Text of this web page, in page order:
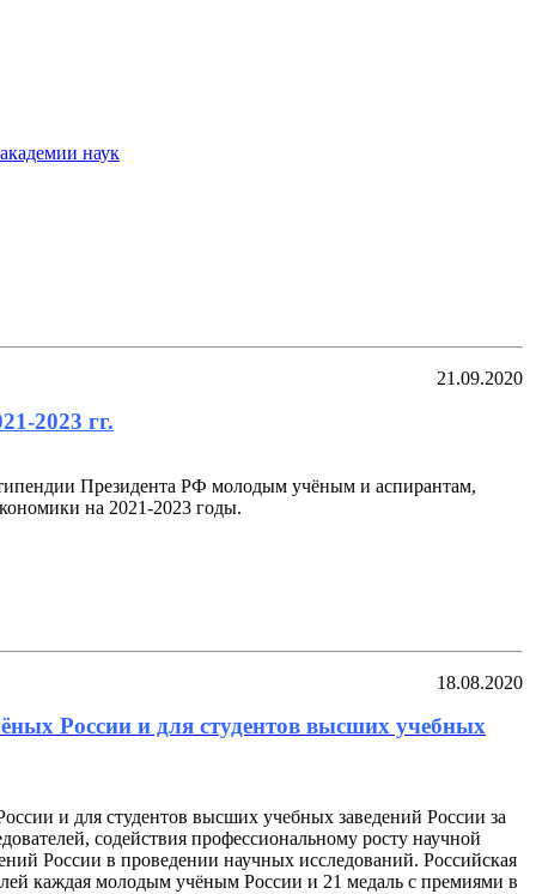
наук
21.09.2020
2023 гг.
Президента РФ молодым учёным и аспирантам,
на 2021-2023 годы.
18.08.2020
России и для студентов высших учебных
и для студентов высших учебных заведений России за
содействия профессиональному росту научной
России в проведении научных исследований. Российская
каждая молодым учёным России и 21 медаль с премиями в